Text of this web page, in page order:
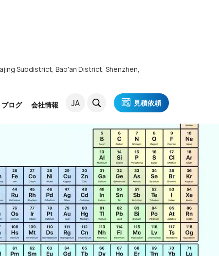
Subdistrict, Bao'an District, Shenzhen,
ログ 会社情報 JA 見積依頼